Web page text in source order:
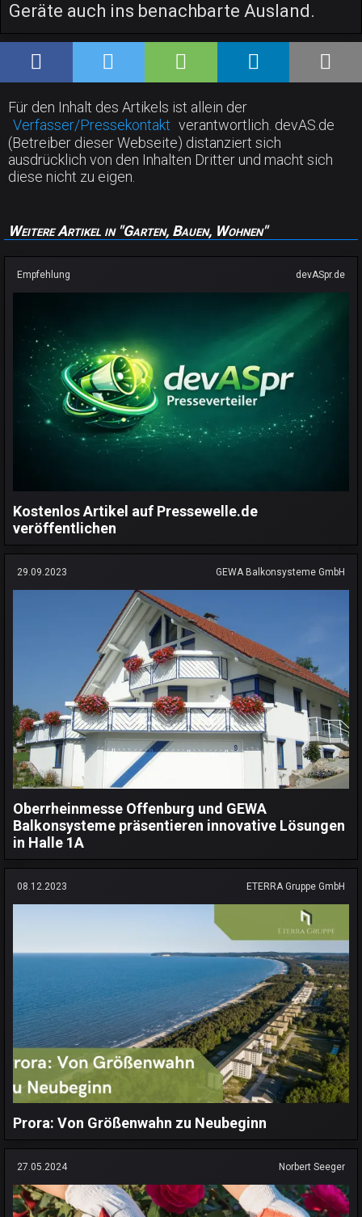
Geräte auch ins benachbarte Ausland.
Für den Inhalt des Artikels ist allein der
Verfasser/Pressekontakt verantwortlich. devAS.de
(Betreiber dieser Webseite) distanziert sich
ausdrücklich von den Inhalten Dritter und macht sich
diese nicht zu eigen.
Weitere Artikel in "Garten, Bauen, Wohnen"
Empfehlung devASpr.de
Kostenlos Artikel auf Pressewelle.de
veröffentlichen
29.09.2023 GEWA Balkonsysteme GmbH
Oberrheinmesse Offenburg und GEWA
Balkonsysteme präsentieren innovative Lösungen
in Halle 1A
08.12.2023 ETERRA Gruppe GmbH
Prora: Von Größenwahn zu Neubeginn
27.05.2024 Norbert Seeger